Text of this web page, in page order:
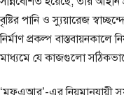
বৃষ্টির পানি ও স্যুয়ারেজ
নির্মাণ প্রকল্প বাস্তবায়নকালে
মাধ্যমে যে কাজগুলো
‘মফএআর’-এর নিয়মানুযায়ী